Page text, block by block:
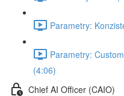
Parametry:
Parametry:
(4:06)
Chief AI Officer (CAIO)